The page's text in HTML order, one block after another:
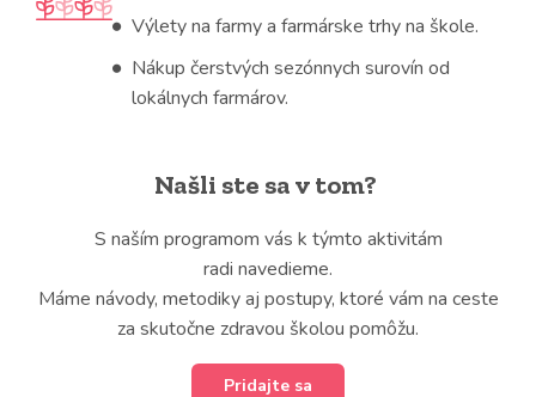
Výlety na farmy a farmárske trhy na škole.
Nákup čerstvých sezónnych surovín od
lokálnych farmárov.
Našli ste sa v tom?
S naším programom vás k týmto aktivitám
radi navedieme.
Máme návody, metodiky aj postupy, ktoré vám na ceste
za skutočne zdravou školou pomôžu.
Pridajte sa